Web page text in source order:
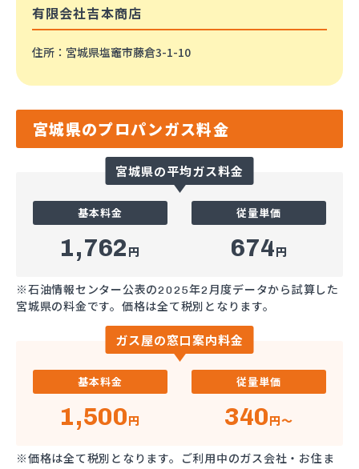
有限会社吉本商店
住所 ：宮城県塩竈市藤倉3-1-10
宮城県のプロパンガス料金
宮城県の平均ガス料金
基本料金
1,762 円
従量単価
674円
※石油情報センター公表の2025年2月度データから試算した
宮城県の料金です。価格は全て税別となります。
ガス屋の窓口案内料金
基本料金
1,500円
従量単価
340円～
※価格は全て税別となります。ご利用中のガス会社・お住ま